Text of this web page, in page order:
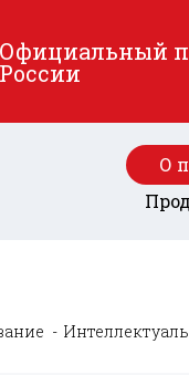
Официальный
России
О